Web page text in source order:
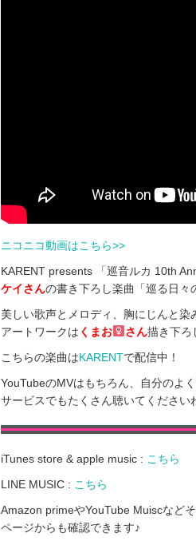
ニコニコ動画はこちら>>
KARENT presents 「巡音ルカ 10th
ケイさんの書き下ろし楽曲「巡る日々
美しい歌声とメロディ、胸にじんと
アートワークは くまお さん描き下
こちらの楽曲はKARENTで配信中！
YouTubeのMVはもちろん、自分のよ
サービスでもたくさん聴いてください
iTunes store & apple music : こちら
LINE MUSIC : こちら
Amazon primeやYouTube Muiscなど
ページからも確認できます♪